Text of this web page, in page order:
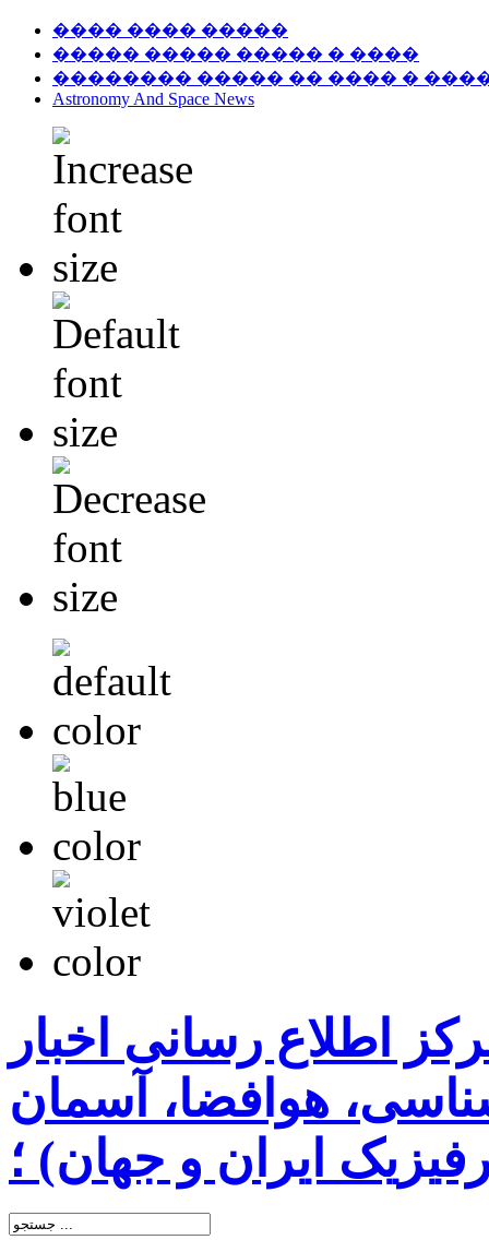
���� ���� �����
����� ����� ����� � ����
�������� ����� �� ���� �
Astronomy And Space News
اطلاع رسانی اخبار
هوافضا، آسمان
ایران و جهان) ؛